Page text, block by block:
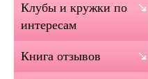
Клубы и кружки по
интересам
Книга отзывов